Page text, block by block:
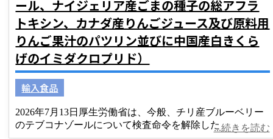
ール、ナイジェリア産ごまの種子の総アフラ
トキシン、カナダ産りんごジュース及び原料用
りんご果汁のパツリン並びに中国産白きくら
げのイミダクロプリド）
輸入食品
2026年7月13日厚生労働省は、今般、チリ産ブルーベリー
のテブコナゾールについて検査命令を解除した...続きを読む